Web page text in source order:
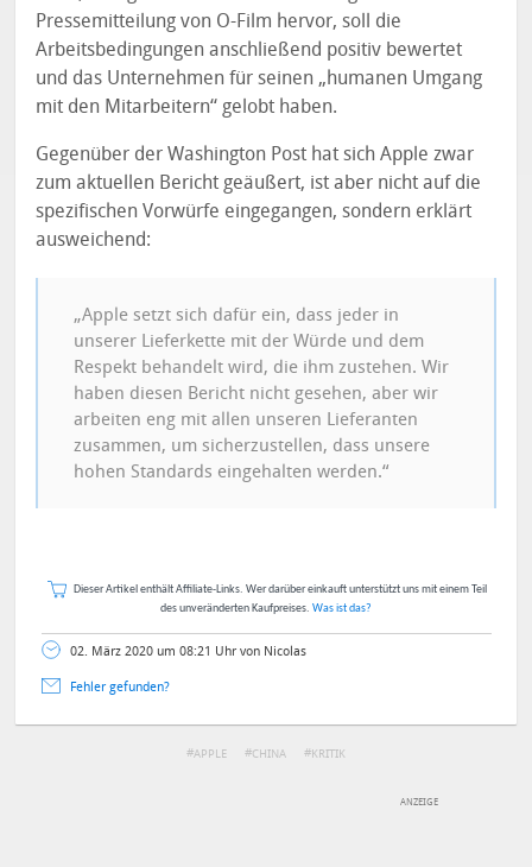
Pressemitteilung von O-Film hervor, soll die
Arbeitsbedingungen anschließend positiv bewertet
und das Unternehmen für seinen „humanen Umgang
mit den Mitarbeitern“ gelobt haben.
Gegenüber der Washington Post hat sich Apple zwar
zum aktuellen Bericht geäußert, ist aber nicht auf die
spezifischen Vorwürfe eingegangen, sondern erklärt
ausweichend:
„Apple setzt sich dafür ein, dass jeder in
unserer Lieferkette mit der Würde und dem
Respekt behandelt wird, die ihm zustehen. Wir
haben diesen Bericht nicht gesehen, aber wir
arbeiten eng mit allen unseren Lieferanten
zusammen, um sicherzustellen, dass unsere
hohen Standards eingehalten werden.“
Dieser Artikel enthält Affiliate-Links. Wer darüber einkauft unterstützt uns mit einem Teil
des unveränderten Kaufpreises. Was ist das?
02. März 2020 um 08:21 Uhr von Nicolas
Fehler gefunden?
APPLE CHINA KRITIK